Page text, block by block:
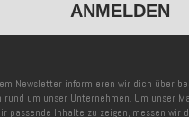
ANMELDEN
Newsletter informieren wir dich über
rund um unser Unternehmen. Um unser
passende Inhalte zu zeigen, messen wir